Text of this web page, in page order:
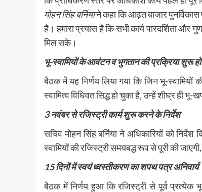
मोहन सिंह बर्नियाने कहा कि आढ़त बाजार पुनर्विकास
है। हमारा प्रयास है कि सभी कार्य पारदर्शिता और
मिल सके।
भू-स्वामियों के आवंटन व भुगतान की प्रक्रिया शुरू
बैठक में यह निर्णय लिया गया कि जिन भू-स्वामियों
स्वामित्व विधिवत सिद्ध हो चुका है, उन्हें शीघ्र ही
3 नवंबर से रजिस्ट्री कार्य शुरू करने के निर्देश
सचिव मोहन सिंह बर्निया ने अधिकारियों को
स्वामियों की रजिस्ट्री समयबद्ध रूप से पूरी की
15 दिनों में स्वयं ध्वस्तीकरण का शपथ पत्र अनिवार्य
बैठक में निर्णय हुआ कि रजिस्ट्री से पूर्व प्रत्येक